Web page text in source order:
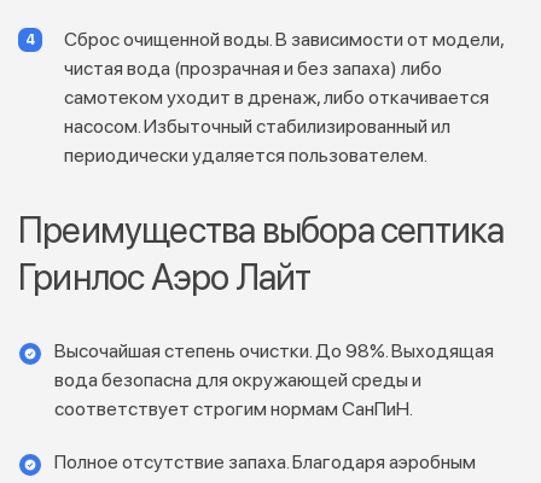
Сброс очищенной воды. В зависимости от модели,
чистая вода (прозрачная и без запаха) либо
самотеком уходит в дренаж, либо откачивается
насосом. Избыточный стабилизированный ил
периодически удаляется пользователем.
Преимущества выбора септика
Гринлос Аэро Лайт
Высочайшая степень очистки. До 98%. Выходящая
вода безопасна для окружающей среды и
соответствует строгим нормам СанПиН.
Полное отсутствие запаха. Благодаря аэробным